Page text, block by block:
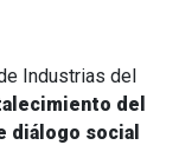
Industrias del
del
diálogo social